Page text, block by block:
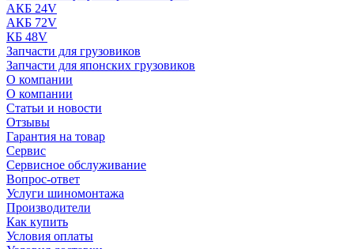
АКБ 24V
АКБ 72V
КБ 48V
Запчасти для грузовиков
Запчасти для японских грузовиков
О компании
О компании
Статьи и новости
Отзывы
Гарантия на товар
Сервис
Сервисное обслуживание
Вопрос-ответ
Услуги шиномонтажа
Производители
Как купить
Условия оплаты